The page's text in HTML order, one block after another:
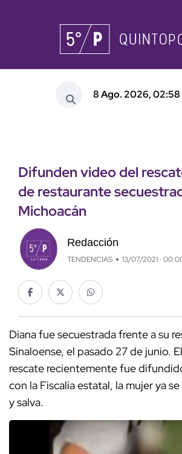
8 Ago. 2026, 02:58
Difunden video del
de restaurante
Michoacán
Redacción
TENDENCIAS 13/07/2021 ·
Diana fue secuestrada frente a su
Sinaloense, el pasado 27 de junio.
rescate recientemente fue
con la Fiscalía estatal, la mujer ya
y salva.